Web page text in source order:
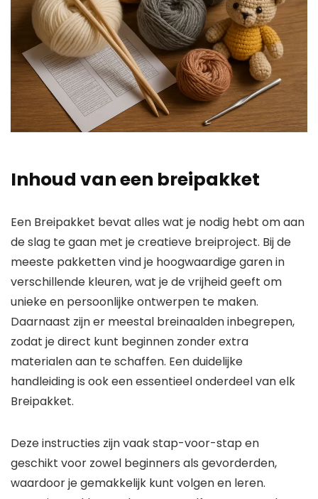
Inhoud van een breipakket
Een Breipakket bevat alles wat je nodig hebt om aan
de slag te gaan met je creatieve breiproject. Bij de
meeste pakketten vind je hoogwaardige garen in
verschillende kleuren, wat je de vrijheid geeft om
unieke en persoonlijke ontwerpen te maken.
Daarnaast zijn er meestal breinaalden inbegrepen,
zodat je direct kunt beginnen zonder extra
materialen aan te schaffen. Een duidelijke
handleiding is ook een essentieel onderdeel van elk
Breipakket.
Deze instructies zijn vaak stap-voor-stap en
geschikt voor zowel beginners als gevorderden,
waardoor je gemakkelijk kunt volgen en leren.